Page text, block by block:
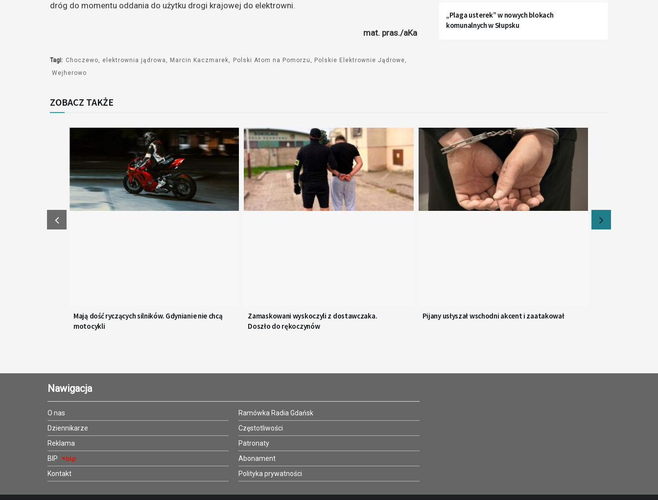
dróg do momentu oddania do użytku drogi krajowej do elektrowni.
mat. pras./aKa
Tagi: Choczewo elektrownia jądrowa Marcin Kaczmarek Polski Atom na Pomorzu
Polskie Elektrownie Jądrowe
Wejherowo
„Plaga usterek” w nowych blokach
komunalnych w Słupsku
ZOBACZ TAKŻE
Mają dość ryczących silników. Gdynianie nie chcą
motocykli
Zamaskowani wyskoczyli z dostawczaka.
Doszło do rękoczynów
Pijany usłyszał wschodni akcent i zaatakował
Nawigacja
O nas
Dziennikarze
Reklama
BIP
Kontakt
Ramówka Radia Gdańsk
Częstotliwości
Patronaty
Abonament
Polityka prywatności